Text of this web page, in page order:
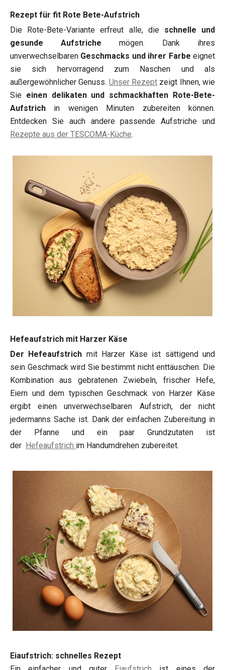
Rezept für fit Rote Bete-Aufstrich
Die Rote-Bete-Variante erfreut alle, die schnelle und
gesunde Aufstriche mögen. Dank ihres
unverwechselbaren Geschmacks und ihrer Farbe eignet
sie sich hervorragend zum Naschen und als
außergewöhnlicher Genuss. Unser Rezept zeigt Ihnen, wie
Sie einen delikaten und schmackhaften Rote-Bete-
Aufstrich in wenigen Minuten zubereiten können.
Entdecken Sie auch andere passende Aufstriche und
Rezepte aus der TESCOMA-Küche.
Hefeaufstrich mit Harzer Käse
Der Hefeaufstrich mit Harzer Käse ist sättigend und
sein Geschmack wird Sie bestimmt nicht enttäuschen. Die
Kombination aus gebratenen Zwiebeln, frischer Hefe,
Eiern und dem typischen Geschmack von Harzer Käse
ergibt einen unverwechselbaren Aufstrich, der nicht
jedermanns Sache ist. Dank der einfachen Zubereitung in
der Pfanne und ein paar Grundzutaten ist
der Hefeaufstrich im Handumdrehen zubereitet.
Eiaufstrich: schnelles Rezept